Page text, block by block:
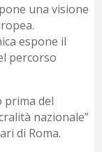
una visione
espone il
percorso
prima del
nazionale”
di Roma.